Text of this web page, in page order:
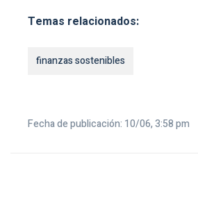
Temas relacionados:
finanzas sostenibles
Fecha de publicación: 10/06, 3:58 pm